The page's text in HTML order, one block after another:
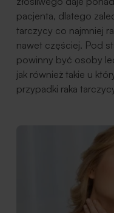
pacjenta, dlatego
tarczycy co najmniej
nawet częściej. Pod
powinny być osoby
jak również takie u
przypadki raka